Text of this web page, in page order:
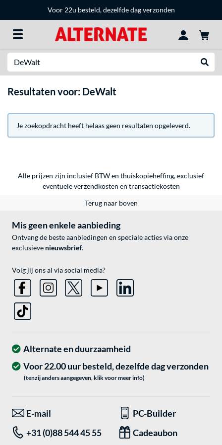
Voor 22u besteld, dezelfde dag verzonden
Resultaten voor: DeWalt
Je zoekopdracht heeft helaas geen resultaten opgeleverd.
Alle prijzen zijn inclusief BTW en thuiskopieheffing, exclusief
eventueleverzendkosten en transactiekosten
Terug naar boven
Mis geen enkele aanbieding
Ontvang de beste aanbiedingen en speciale acties via onze
exclusieve nieuwsbrief.
Volg jij ons al via social media?
Alternate en duurzaamheid
Voor 22.00 uur besteld, dezelfde dag verzonden
(tenzij anders aangegeven, klik voor meer info)
E-mail
PC-Builder
+31 (0)88 544 45 55
Cadeaubon